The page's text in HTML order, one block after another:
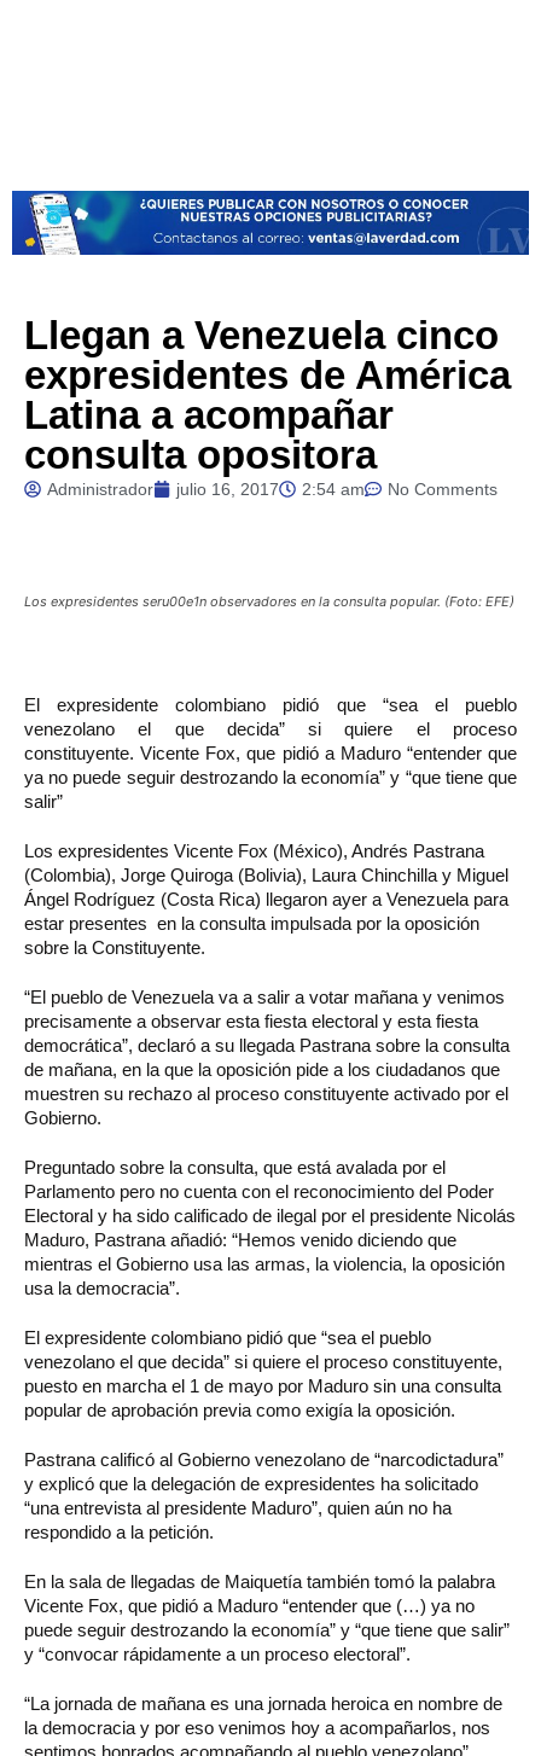
Llegan a Venezuela cinco
expresidentes de América
Latina a acompañar
consulta opositora
Administrador julio 16, 2017 2:54 am No Comments
Los expresidentes seru00e1n observadores en la consulta popular. (Foto: EFE)
Elexpresidente colombiano pidió que “sea el pueblo
venezolano el que decida” si quiere el proceso
constituyente. Vicente Fox, que pidió a Maduro “entender que
ya no puede seguir destrozando la economía” y “que tiene que
salir”
Los expresidentes Vicente Fox (México), Andrés Pastrana
(Colombia), Jorge Quiroga (Bolivia), Laura Chinchilla y Miguel
Ángel Rodríguez (Costa Rica) llegaron ayer a Venezuela para
estar presentes en la consulta impulsada por la oposición
sobre la Constituyente.
“El pueblo de Venezuela va a salir a votar mañana y venimos
precisamente a observar esta fiesta electoral y esta fiesta
democrática”, declaró a su llegada Pastrana sobre la consulta
de mañana, en la que la oposición pide a los ciudadanos que
muestren su rechazo al proceso constituyente activado por el
Gobierno.
Preguntado sobre la consulta, que está avalada por el
Parlamento pero no cuenta con el reconocimiento del Poder
Electoral y ha sido calificado de ilegal por el presidente Nicolás
Maduro, Pastrana añadió: “Hemos venido diciendo que
mientras el Gobierno usa las armas, la violencia, la oposición
usa la democracia”.
El expresidente colombiano pidió que “sea el pueblo
venezolano el que decida” si quiere el proceso constituyente,
puesto en marcha el 1 de mayo por Maduro sin una consulta
popular de aprobación previa como exigía la oposición.
Pastrana calificó al Gobierno venezolano de “narcodictadura”
y explicó que la delegación de expresidentes ha solicitado
“una entrevista al presidente Maduro”, quien aún no ha
respondido a la petición.
En la sala de llegadas de Maiquetía también tomó la palabra
Vicente Fox, que pidió a Maduro “entender que (…) ya no
puede seguir destrozando la economía” y “que tiene que salir”
y “convocar rápidamente a un proceso electoral”.
“La jornada de mañana es una jornada heroica en nombre de
la democracia y por eso venimos hoy a acompañarlos, nos
sentimos honrados acompañando al pueblo venezolano”,